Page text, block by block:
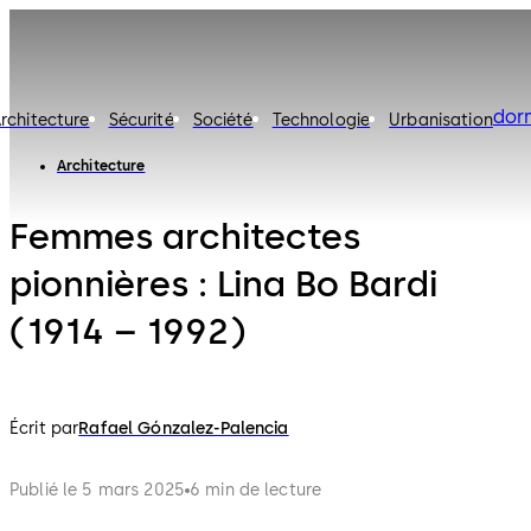
Sécurité Société Technologie Urbanisation
Architecture
Femmes architectes
pionnières : Lina Bo Bardi
(1914 – 1992)
Écrit parRafael Gónzalez-Palencia
Publié le 5 mars 2025 6 min de lecture